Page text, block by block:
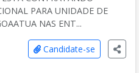
PARA UNIDADE DE
NAS ENT...
Candidate-se